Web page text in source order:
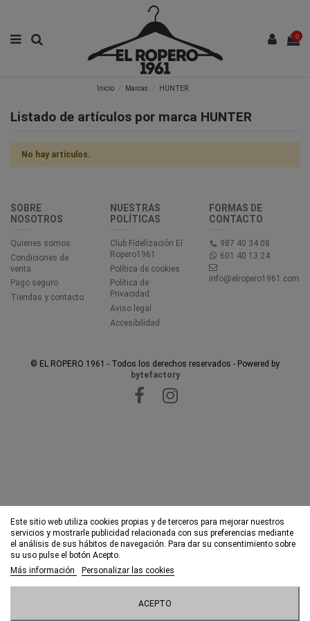
0
Inicio Marcas HUNTER
Listado de artículos por marca HUNTER
No hay artículos.
SOBRE
NOSOTROS
Quienes somos
Condiciones de
venta
Pago seguro
Tiendas y contacto
NUESTRAS
POLÍTICAS
Club Fidelización El
Ropero1961
Política de cookies
Política de
Privacidad
Aviso legal
Accesibilidad
FORMAS DE
CONTACTO
987 40 34 08
601 40 13 24
info@elropero1961.com
Este sitio web utiliza cookies propias y de terceros para mejorar nuestros
servicios y mostrarle publicidad relacionada con sus preferencias mediante
el análisis de sus hábitos de navegación. Para dar su consentimiento sobre
su uso pulse el botón Acepto.
Más información
Personalizar las cookies
ACEPTO
© EL ROPERO 1961 - Todos los derechos reservados - Powered by
bytefactory